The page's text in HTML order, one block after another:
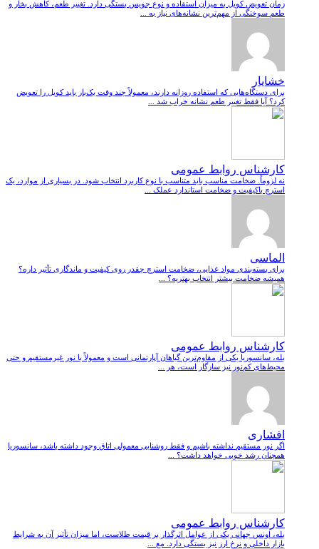
زمان تعویض کویل به میزان استفاده و نوع جویس بستگی دارد. تغییر طعم، کاهش بخار و
طعم سوختگی از مهم‌ترین نشانه‌های نیاز به ...
خشایار
برای دستگاه‌هایی که استفاده روزانه دارند، معمولاً چند وقت یک‌بار باید کویل را تعویض
کرد؟ آیا فقط تغییر طعم نشانه خراب شد ...
کارشناس روابط عمومی
نه لزوماً. ضخامت مناسب باید متناسب با نوع کاربرد انتخاب شود. در بسیاری از موارد، یک
استرچ باکیفیت و ضخامت استاندارد عملک ...
الماسی
برای بسته‌بندی مواد غذایی، ضخامت استرچ چقدر روی کیفیت و ماندگاری تأثیر داره؟
همیشه ضخامت بیشتر انتخاب بهتریه؟ ...
کارشناس روابط عمومی
بله، سانسوریا یکی از مقاوم‌ترین گیاهان آپارتمانی است و معمولاً با نور غیرمستقیم و حتی
محیط‌های کم‌نور نیز سازگار است، هر ...
افشاری
اگر نور مستقیم نداشته باشیم و فقط روشنایی معمولی اتاق وجود داشته باشد، سانسوریا
همچنان رشد خوبی خواهد داشت؟ ...
کارشناس روابط عمومی
بله، اونس جهانی یکی از عوامل اثرگذار بر قیمت طلاست، اما میزان تأثیر آن به شرایط
بازار داخلی و نرخ ارز نیز بستگی دارد. مع ...